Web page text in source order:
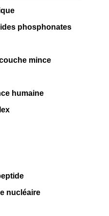
phosphonates
mince
humaine
nucléaire